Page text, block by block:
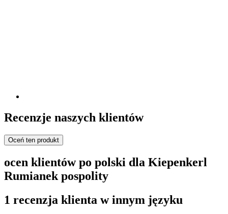
Recenzje naszych klientów
Oceń ten produkt
ocen klientów po polski dla Kiepenkerl
Rumianek pospolity
1 recenzja klienta w innym języku